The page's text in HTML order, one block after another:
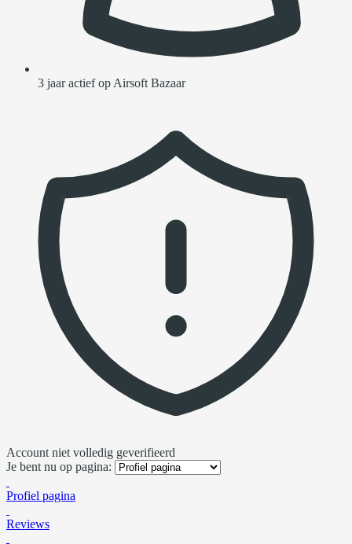
3 jaar actief op Airsoft Bazaar
Account niet volledig geverifieerd
Je bent nu op pagina:
Profiel pagina
Reviews